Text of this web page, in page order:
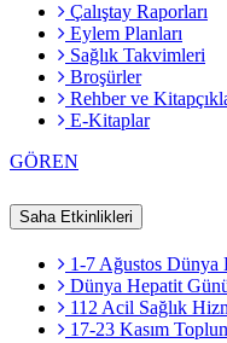
Çalıştay Raporları
Eylem Planları
Sağlık Takvimleri
Broşürler
Rehber ve
E-Kitaplar
GÖREN
Saha Etkinlikleri
1-7 Ağustos Dünya
Dünya Hepatit
112 Acil Sağlık
17-23 Kasım